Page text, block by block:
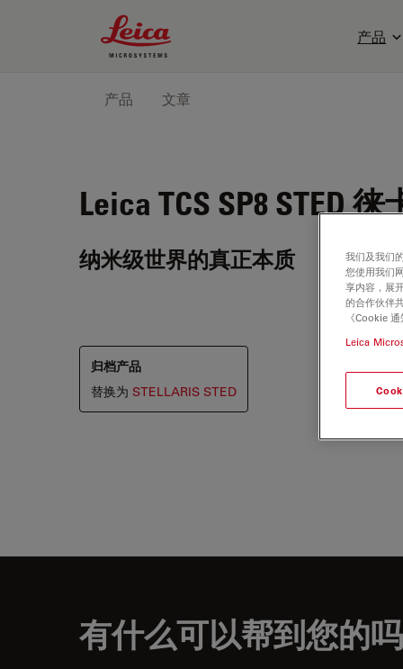
Leica Microsystems Logo
产品
产品 文章
Leica TCS SP8 STED徕
纳米级世界的真正本质
归档产品
替换为 STELLARIS STED
有什么可以帮到您的
我们及我们
您使用我们
享内容，展
的合作伙伴
《Cookie
Leica